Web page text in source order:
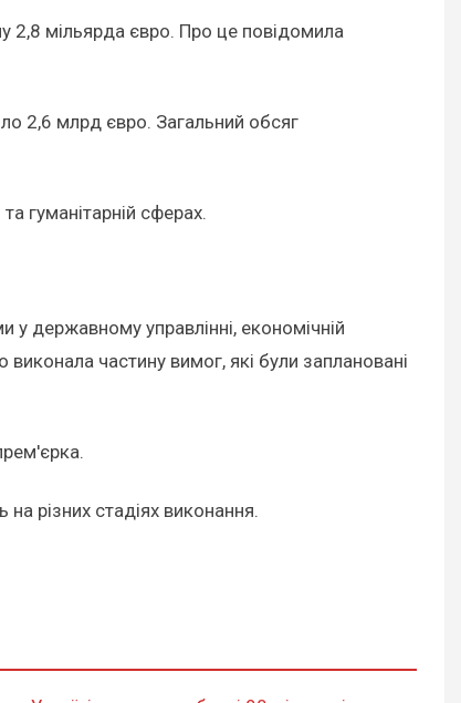
2,8 мільярда євро. Про це повідомила
2,6 млрд євро. Загальний обсяг
гуманітарній сферах.
державному управлінні, економічній
частину вимог, які були заплановані
різних стадіях виконання.